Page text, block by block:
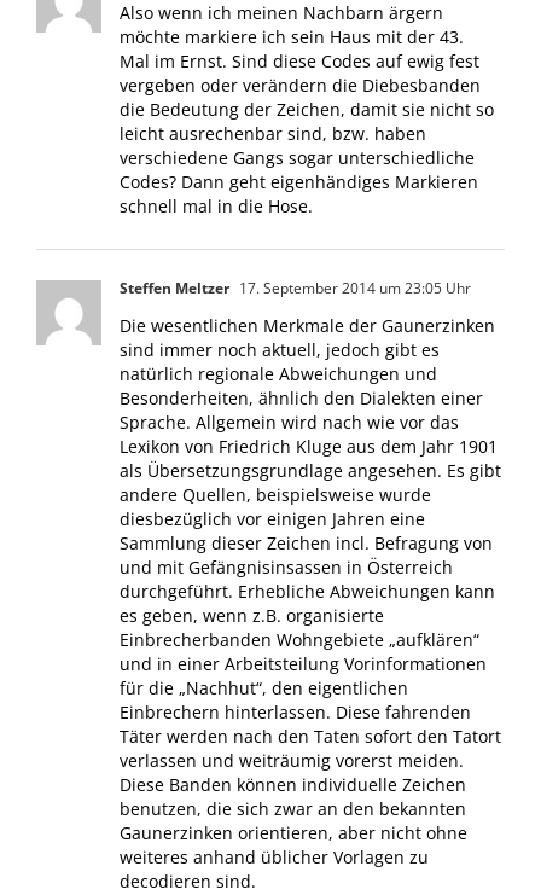
Also wenn ich meinen Nachbarn ärgern
möchte markiere ich sein Haus mit der 43.
Mal im Ernst. Sind diese Codes auf ewig fest
vergeben oder verändern die Diebesbanden
die Bedeutung der Zeichen, damit sie nicht so
leicht ausrechenbar sind, bzw. haben
verschiedene Gangs sogar unterschiedliche
Codes? Dann geht eigenhändiges Markieren
schnell mal in die Hose.
Steffen Meltzer 17. September 2014 um 23:05 Uhr
Die wesentlichen Merkmale der Gaunerzinken
sind immer noch aktuell, jedoch gibt es
natürlich regionale Abweichungen und
Besonderheiten, ähnlich den Dialekten einer
Sprache. Allgemein wird nach wie vor das
Lexikon von Friedrich Kluge aus dem Jahr 1901
als Übersetzungsgrundlage angesehen. Es gibt
andere Quellen, beispielsweise wurde
diesbezüglich vor einigen Jahren eine
Sammlung dieser Zeichen incl. Befragung von
und mit Gefängnisinsassen in Österreich
durchgeführt. Erhebliche Abweichungen kann
es geben, wenn z.B. organisierte
Einbrecherbanden Wohngebiete „aufklären“
und in einer Arbeitsteilung Vorinformationen
für die „Nachhut“, den eigentlichen
Einbrechern hinterlassen. Diese fahrenden
Täter werden nach den Taten sofort den Tatort
verlassen und weiträumig vorerst meiden.
Diese Banden können individuelle Zeichen
benutzen, die sich zwar an den bekannten
Gaunerzinken orientieren, aber nicht ohne
weiteres anhand üblicher Vorlagen zu
decodieren sind.